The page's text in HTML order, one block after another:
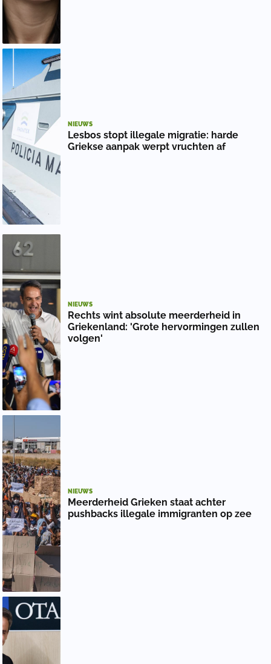
NIEUWS
Lesbos stopt illegale migratie: harde
Griekse aanpak werpt vruchten af
NIEUWS
Rechts wint absolute meerderheid in
Griekenland: 'Grote hervormingen zullen
volgen'
NIEUWS
Meerderheid Grieken staat achter
pushbacks illegale immigranten op zee